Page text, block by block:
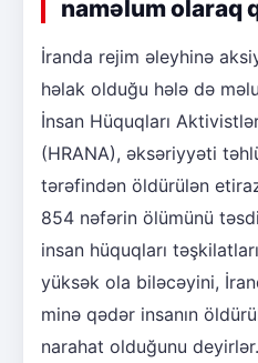
naməlum olaraq
İranda rejim əleyhinə
həlak olduğu hələ də
İnsan Hüquqları
(HRANA), əksəriyyəti
tərəfindən öldürülən
854 nəfərin ölümünü
insan hüquqları
yüksək ola biləcəyini,
minə qədər insanın
narahat olduğunu